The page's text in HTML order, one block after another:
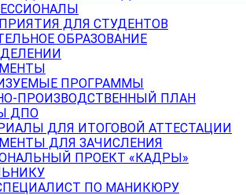
ДЛЯ СТУДЕНТОВ
ОБРАЗОВАНИЕ
ПРОГРАММЫ
ПРОИЗВОДСТВЕННЫЙ ПЛАН
ДПО
ДЛЯ ИТОГОВОЙ АТТЕСТАЦИИ
ДЛЯ ЗАЧИСЛЕНИЯ
ПРОЕКТ «КАДРЫ»
ПО МАНИКЮРУ